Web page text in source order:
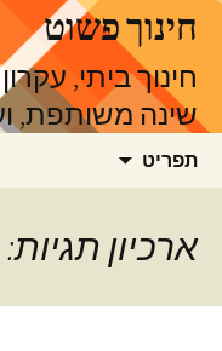
לדלג
לתוכןחינוך פשוט
חינוך ביתי,
שינה משותפת,
תפריט
ארכיון